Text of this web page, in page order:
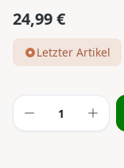
Regulärer Preis:
24,99 €
Letzter Artikel
Produkt